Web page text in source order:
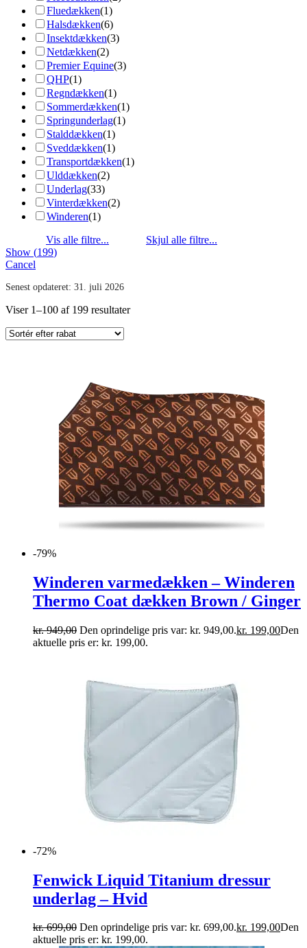
Fluedækken(1)
Halsdækken(6)
Insektdækken(3)
Netdækken(2)
Premier Equine(3)
QHP(1)
Regndækken(1)
Sommerdækken(1)
Springunderlag(1)
Stalddækken(1)
Sveddækken(1)
Transportdækken(1)
Ulddækken(2)
Underlag(33)
Vinterdækken(2)
Winderen(1)
Show (199)
Cancel
Senest opdateret: 31. juli 2026
Viser 1–100 af 199 resultater
-79%
Winderen varmedækken – Winderen
Thermo Coat dækken Brown / Ginger
kr.949,00 Den oprindelige pris var: kr. 949,00.kr. 199,00Den
aktuelle pris er: kr. 199,00.
-72%
Fenwick Liquid Titanium dressur
underlag – Hvid
kr.699,00 Den oprindelige pris var: kr. 699,00.kr. 199,00Den
aktuelle pris er: kr. 199,00.